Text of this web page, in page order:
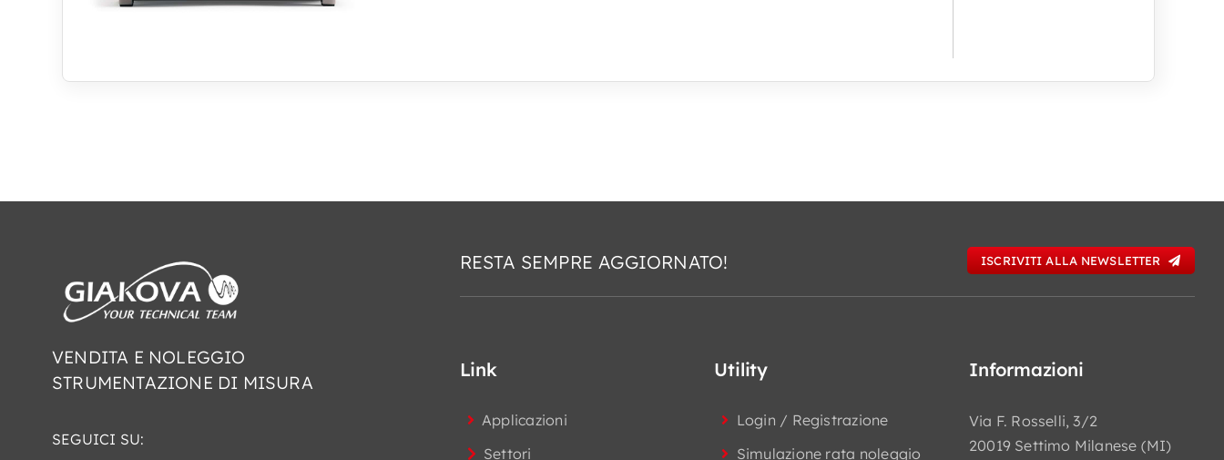
VENDITA E NOLEGGIO
STRUMENTAZIONE DI MISURA
SEGUICI SU:
RESTA SEMPRE AGGIORNATO! ISCRIVITI ALLA NEWSLETTER
Link
Applicazioni
Settori
Utility
Login / Registrazione
Simulazione rata noleggio
Informazioni
Via F. Rosselli, 3/2
20019 Settimo Milanese (MI)